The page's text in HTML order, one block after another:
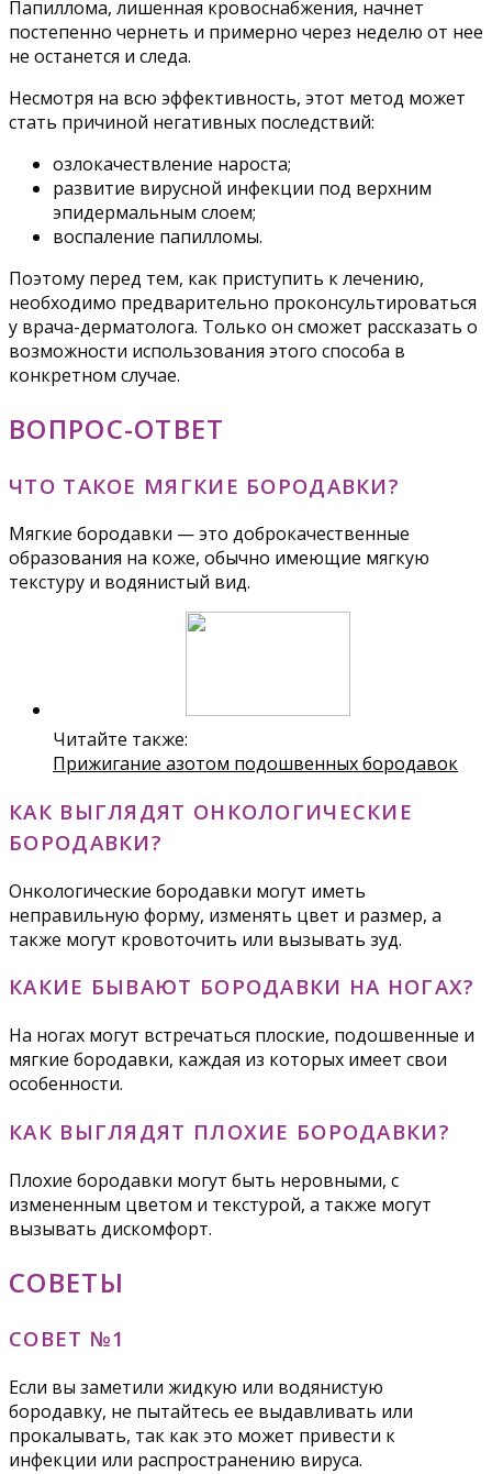
Папиллома, лишенная кровоснабжения, начнет
постепенно чернеть и примерно через неделю от нее
не останется и следа.
Несмотря на всю эффективность, этот метод может
стать причиной негативных последствий:
озлокачествление нароста;
развитие вирусной инфекции под верхним
эпидермальным слоем;
воспаление папилломы.
Поэтому перед тем, как приступить к лечению,
необходимо предварительно проконсультироваться
у врача-дерматолога. Только он сможет рассказать о
возможности использования этого способа в
конкретном случае.
ВОПРОС-ОТВЕТ
ЧТО ТАКОЕ МЯГКИЕ БОРОДАВКИ?
Мягкие бородавки — это доброкачественные
образования на коже, обычно имеющие мягкую
текстуру и водянистый вид.
Читайте также:
Прижигание азотом подошвенных бородавок
КАК ВЫГЛЯДЯТ ОНКОЛОГИЧЕСКИЕ
БОРОДАВКИ?
Онкологические бородавки могут иметь
неправильную форму, изменять цвет и размер, а
также могут кровоточить или вызывать зуд.
КАКИЕ БЫВАЮТ БОРОДАВКИ НА НОГАХ?
На ногах могут встречаться плоские, подошвенные и
мягкие бородавки, каждая из которых имеет свои
особенности.
КАК ВЫГЛЯДЯТ ПЛОХИЕ БОРОДАВКИ?
Плохие бородавки могут быть неровными, с
измененным цветом и текстурой, а также могут
вызывать дискомфорт.
СОВЕТЫ
СОВЕТ №1
Если вы заметили жидкую или водянистую
бородавку, не пытайтесь ее выдавливать или
прокалывать, так как это может привести к
инфекции или распространению вируса.